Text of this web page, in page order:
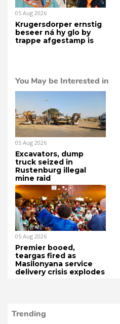
05 Aug 2026
Krugersdorper ernstig
beseer ná hy glo by
trappe afgestamp is
You May be Interested in
05 Aug 2026
Excavators, dump
truck seized in
Rustenburg illegal
mine raid
05 Aug 2026
Premier booed,
teargas fired as
Masilonyana service
delivery crisis explodes
Trending